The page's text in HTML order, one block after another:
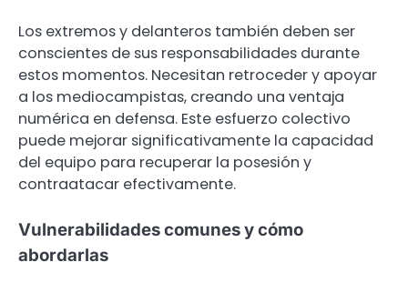
Los extremos y delanteros también deben ser
conscientes de sus responsabilidades durante
estos momentos. Necesitan retroceder y apoyar
a los mediocampistas, creando una ventaja
numérica en defensa. Este esfuerzo colectivo
puede mejorar significativamente la capacidad
del equipo para recuperar la posesión y
contraatacar efectivamente.
Vulnerabilidades comunes y cómo
abordarlas